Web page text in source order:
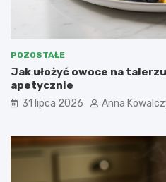
POZOSTAŁE
Jak ułożyć owoce na
apetycznie
31 lipca 2026 Anna